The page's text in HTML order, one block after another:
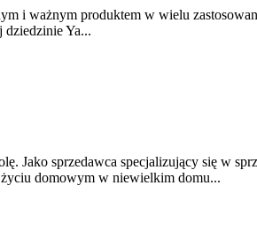
i ważnym produktem w wielu
dziedzinie Ya...
Jako sprzedawca specjalizujący się w
domowym w niewielkim domu...